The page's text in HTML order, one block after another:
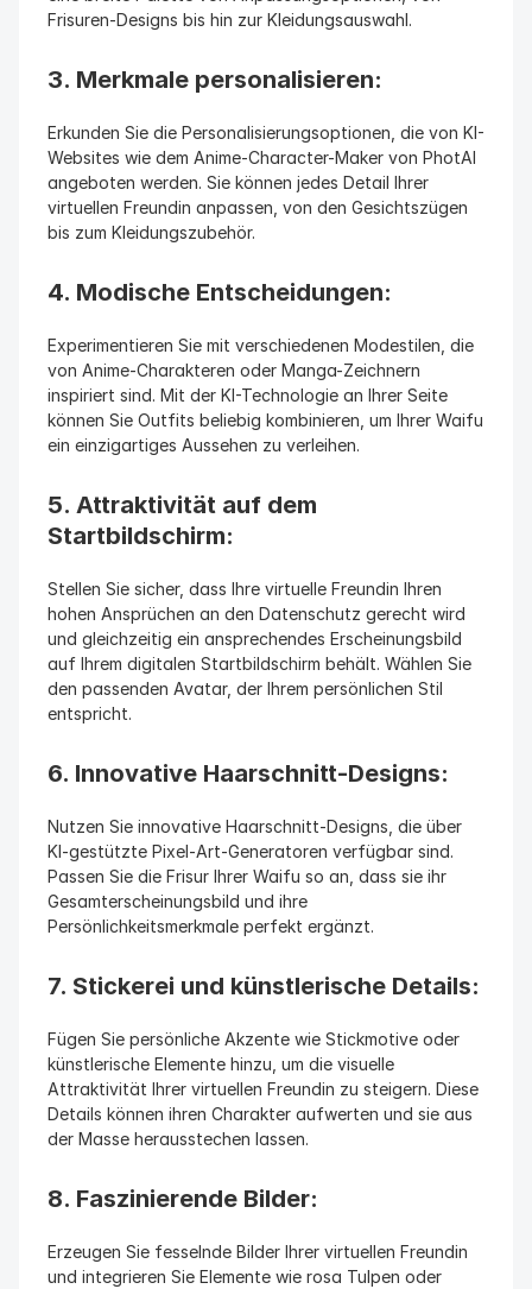
Frisuren-Designs bis hin zur Kleidungsauswahl.
3. Merkmale personalisieren:
Erkunden Sie die Personalisierungsoptionen, die von KI-
Websites wie dem Anime-Character-Maker von PhotAI
angeboten werden. Sie können jedes Detail Ihrer
virtuellen Freundin anpassen, von den Gesichtszügen
bis zum Kleidungszubehör.
4. Modische Entscheidungen:
Experimentieren Sie mit verschiedenen Modestilen, die
von Anime-Charakteren oder Manga-Zeichnern
inspiriert sind. Mit der KI-Technologie an Ihrer Seite
können Sie Outfits beliebig kombinieren, um Ihrer Waifu
ein einzigartiges Aussehen zu verleihen.
5. Attraktivität auf dem
Startbildschirm:
Stellen Sie sicher, dass Ihre virtuelle Freundin Ihren
hohen Ansprüchen an den Datenschutz gerecht wird
und gleichzeitig ein ansprechendes Erscheinungsbild
auf Ihrem digitalen Startbildschirm behält. Wählen Sie
den passenden Avatar, der Ihrem persönlichen Stil
entspricht.
6. Innovative Haarschnitt-Designs:
Nutzen Sie innovative Haarschnitt-Designs, die über
KI-gestützte Pixel-Art-Generatoren verfügbar sind.
Passen Sie die Frisur Ihrer Waifu so an, dass sie ihr
Gesamterscheinungsbild und ihre
Persönlichkeitsmerkmale perfekt ergänzt.
7. Stickerei und künstlerische Details:
Fügen Sie persönliche Akzente wie Stickmotive oder
künstlerische Elemente hinzu, um die visuelle
Attraktivität Ihrer virtuellen Freundin zu steigern. Diese
Details können ihren Charakter aufwerten und sie aus
der Masse herausstechen lassen.
8. Faszinierende Bilder:
Erzeugen Sie fesselnde Bilder Ihrer virtuellen Freundin
und integrieren Sie Elemente wie rosa Tulpen oder